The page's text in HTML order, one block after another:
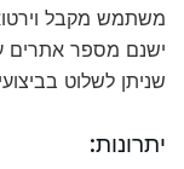
משתמש מקבל
ישנם מספר
שניתן לשלוט
יתרונות: